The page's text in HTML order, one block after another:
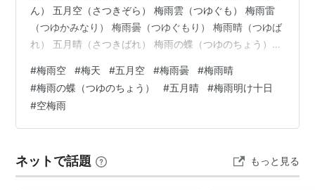
ん） 五月空（さつきぞら） 梅雨雲（つゆぐも） 梅雨雷
（つゆかみなり） 梅雨曇（つゆぐもり） 梅雨晴（つゆば
れ） 五月晴（さつきばれ） 梅雨の蝶（つゆのちょう）
ぞら）とは 「梅雨空」（つゆぞら）とは、 梅雨時の雨雲
に覆われた空模様を言います。 雨や曇りの日が多く、 日
差しがほとんどなく、 空全体が黒い雲が低く垂れ込め、
灰色や暗い色をしています。 鬱陶しく、蒸し蒸しとして
ら）とも言い…
#梅雨空 #梅天 #五月空 #梅雨曇 #梅雨晴
#梅雨の蝶（つゆのちょう） #五月晴 #梅雨明け十日
#空梅雨
ネットで話題 もっと見る